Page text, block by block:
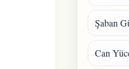
Şaban
Can